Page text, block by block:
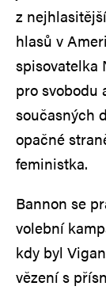
z
hlasů v
spisovatelka
pro svobodu
současných
opačné
feministka.
Bannon se
volební
kdy byl
vězení s